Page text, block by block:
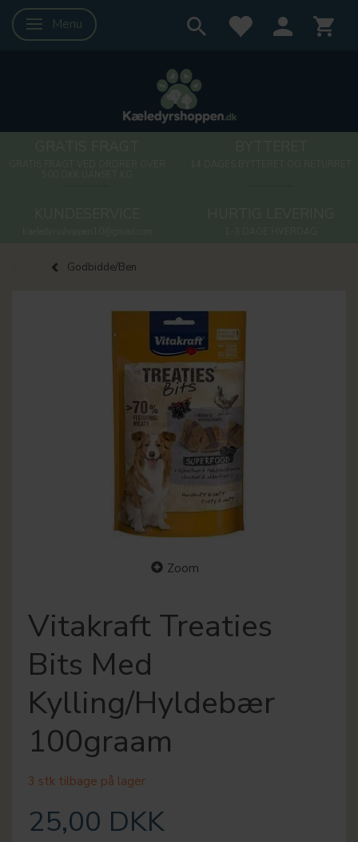
Skifte navigation
Menu
Godbidde/Ben
Zoom
Vitakraft Treaties
Bits Med
Kylling/Hyldebær
100graam
3 stk tilbage på lager
25,00 DKK